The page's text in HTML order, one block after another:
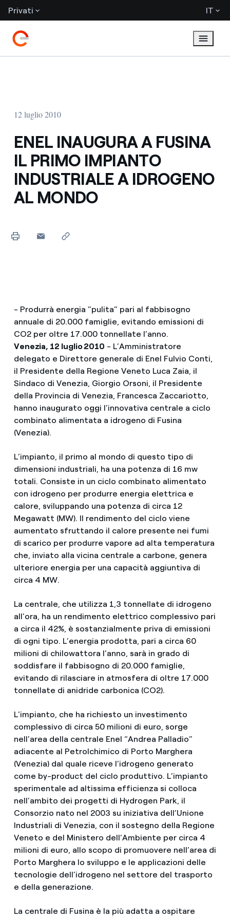
Privati IT
12 luglio 2010
ENEL INAUGURA A FUSINA
IL PRIMO IMPIANTO
INDUSTRIALE A IDROGENO
AL MONDO
- Produrrà energia ”pulita” pari al fabbisogno
annuale di 20.000 famiglie, evitando emissioni di
CO2 per oltre 17.000 tonnellate l’anno.
Venezia, 12 luglio 2010 - L’Amministratore
delegato e Direttore generale di Enel Fulvio Conti,
il Presidente della Regione Veneto Luca Zaia, il
Sindaco di Venezia, Giorgio Orsoni, il Presidente
della Provincia di Venezia, Francesca Zaccariotto,
hanno inaugurato oggi l’innovativa centrale a ciclo
combinato alimentata a idrogeno di Fusina
(Venezia).
L’impianto, il primo al mondo di questo tipo di
dimensioni industriali, ha una potenza di 16 mw
totali. Consiste in un ciclo combinato alimentato
con idrogeno per produrre energia elettrica e
calore, sviluppando una potenza di circa 12
Megawatt (MW). Il rendimento del ciclo viene
aumentato sfruttando il calore presente nei fumi
di scarico per produrre vapore ad alta temperatura
che, inviato alla vicina centrale a carbone, genera
ulteriore energia per una capacità aggiuntiva di
circa 4 MW.
La centrale, che utilizza 1,3 tonnellate di idrogeno
all'ora, ha un rendimento elettrico complessivo pari
a circa il 42%, è sostanzialmente priva di emissioni
di ogni tipo. L’energia prodotta, pari a circa 60
milioni di chilowattora l’anno, sarà in grado di
soddisfare il fabbisogno di 20.000 famiglie,
evitando di rilasciare in atmosfera di oltre 17.000
tonnellate di anidride carbonica (CO2).
L'impianto, che ha richiesto un investimento
complessivo di circa 50 milioni di euro, sorge
nell’area della centrale Enel “Andrea Palladio”
adiacente al Petrolchimico di Porto Marghera
(Venezia) dal quale riceve l’idrogeno generato
come by-product del ciclo produttivo. L’impianto
sperimentale ad altissima efficienza si colloca
nell’ambito dei progetti di Hydrogen Park, il
Consorzio nato nel 2003 su iniziativa dell’Unione
Industriali di Venezia, con il sostegno della Regione
Veneto e del Ministero dell’Ambiente per circa 4
milioni di euro, allo scopo di promuovere nell’area di
Porto Marghera lo sviluppo e le applicazioni delle
tecnologie dell’idrogeno nel settore del trasporto
e della generazione.
La centrale di Fusina è la più adatta a ospitare